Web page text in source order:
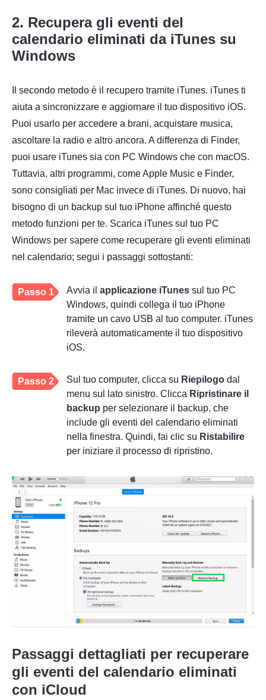
2. Recupera gli eventi del
calendario eliminati da iTunes su
Windows
Il secondo metodo è il recupero tramite iTunes. iTunes ti
aiuta a sincronizzare e aggiornare il tuo dispositivo iOS.
Puoi usarlo per accedere a brani, acquistare musica,
ascoltare la radio e altro ancora. A differenza di Finder,
puoi usare iTunes sia con PC Windows che con macOS.
Tuttavia, altri programmi, come Apple Music e Finder,
sono consigliati per Mac invece di iTunes. Di nuovo, hai
bisogno di un backup sul tuo iPhone affinché questo
metodo funzioni per te. Scarica iTunes sul tuo PC
Windows per sapere come recuperare gli eventi eliminati
nel calendario; segui i passaggi sottostanti:
Passo 1 Avvia il applicazione iTunes sul tuo PC
Windows, quindi collega il tuo iPhone
tramite un cavo USB al tuo computer. iTunes
rileverà automaticamente il tuo dispositivo
iOS.
Passo 2 Sul tuo computer, clicca su Riepilogo dal
menu sul lato sinistro. Clicca Ripristinare il
backup per selezionare il backup, che
include gli eventi del calendario eliminati
nella finestra. Quindi, fai clic su Ristabilire
per iniziare il processo di ripristino.
Passaggi dettagliati per recuperare
gli eventi del calendario eliminati
con iCloud